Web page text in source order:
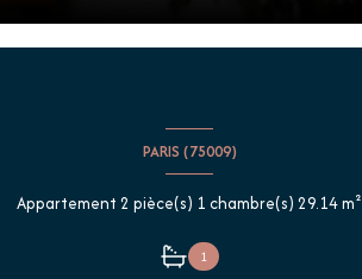
PARIS (75009)
Appartement 2 pièce(s) 1 chambre(s) 29.14 m²
1